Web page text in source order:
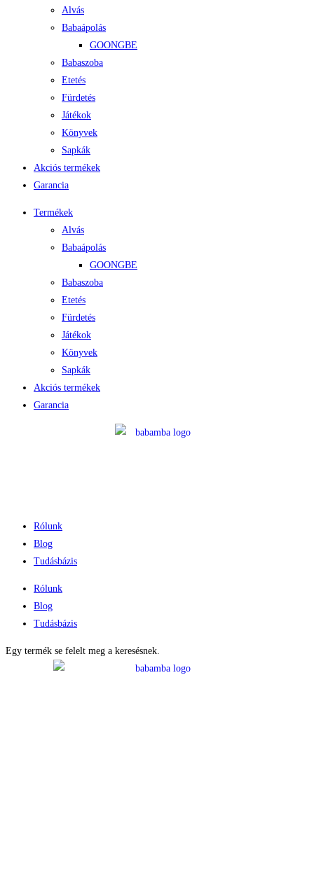
Alvás
Babaápolás
GOONGBE
Babaszoba
Etetés
Fürdetés
Játékok
Könyvek
Sapkák
Akciós termékek
Garancia
Termékek
Alvás
Babaápolás
GOONGBE
Babaszoba
Etetés
Fürdetés
Játékok
Könyvek
Sapkák
Akciós termékek
Garancia
Rólunk
Blog
Tudásbázis
Rólunk
Blog
Tudásbázis
Egy termék se felelt meg a keresésnek.